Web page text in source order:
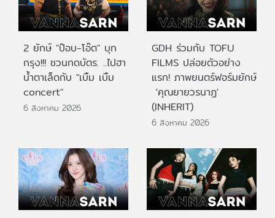
2 ยักษ์ "ป๊อบ-โอ๊ต" บุก
กรุง!!! ชวนกดบัตร. ..ไปฮา
น้ำตาเล็ดกับ "เบิ้ม เบิ้ม
concert"
6 สิงหาคม 2026
GDH ร่วมกับ TOFU
FILMS ปล่อยตัวอย่าง
แรก! ภาพยนตร์ฟอร์มยักษ์
'คุณยายวรนาฏ'
(INHERIT)
6 สิงหาคม 2026